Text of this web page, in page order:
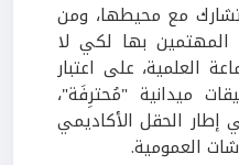
مع محيطها، ومن
المهتمين بها لكي لا
العلمية، على اعتبار
ميدانية "مُحترِفَة"،
الحقل الأكاديمي
العمومية.